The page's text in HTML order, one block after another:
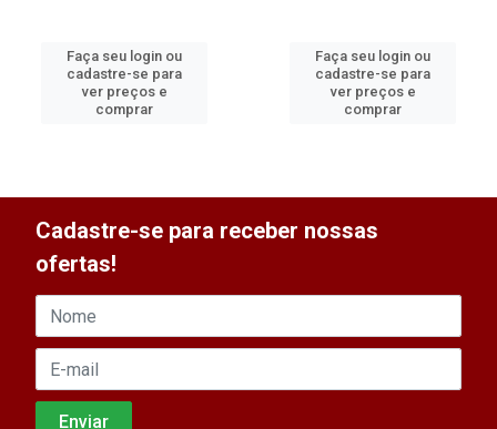
Faça seu login ou
cadastre-se para
ver preços e
comprar
Faça seu login ou
cadastre-se para
ver preços e
comprar
Cadastre-se para receber nossas
ofertas!